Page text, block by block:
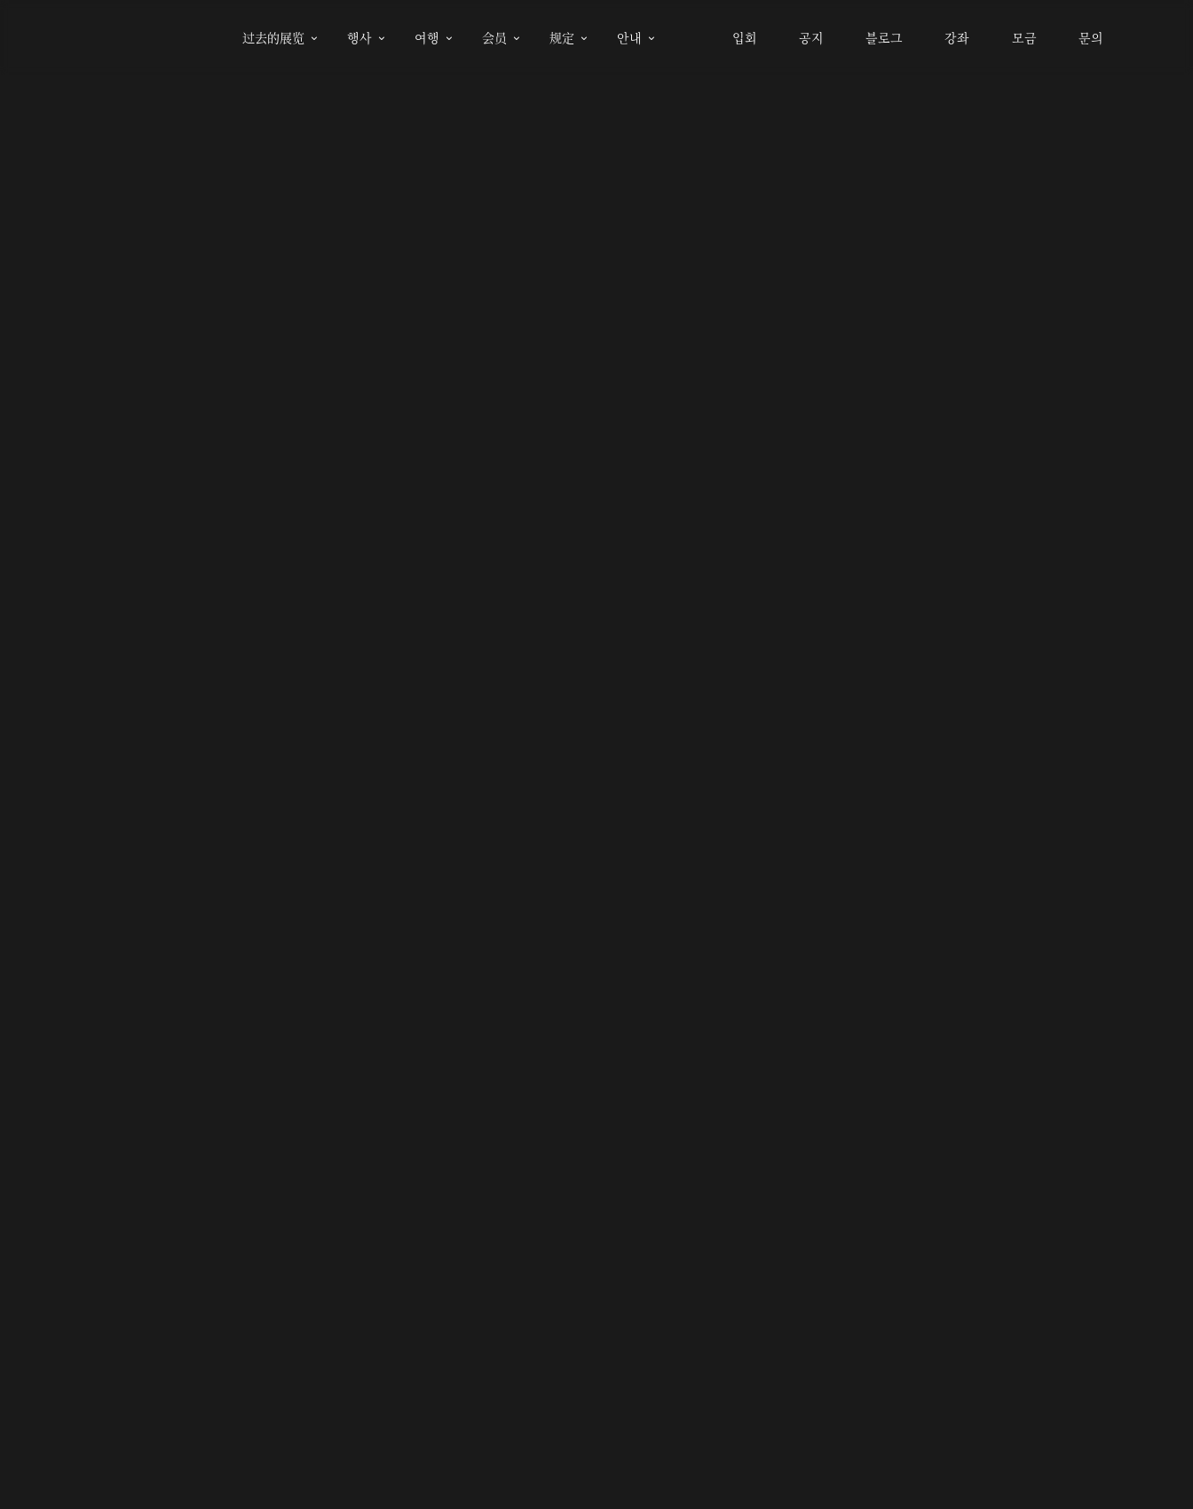
过去的展览  행사  여행  会员  规定  안내  입회 공지 블로그 강좌 모금 문의